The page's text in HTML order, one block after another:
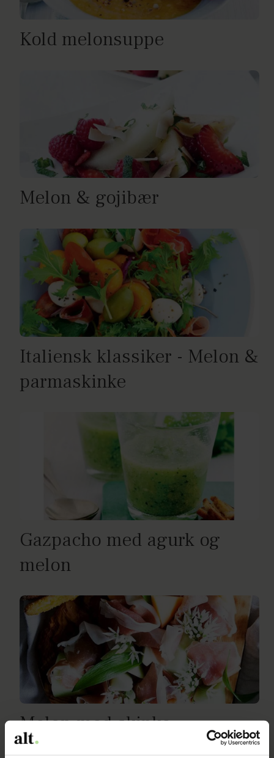
Kold melonsuppe
Melon & gojibær
Italiensk klassiker - Melon &
parmaskinke
Gazpacho med agurk og
melon
Melon med skinke